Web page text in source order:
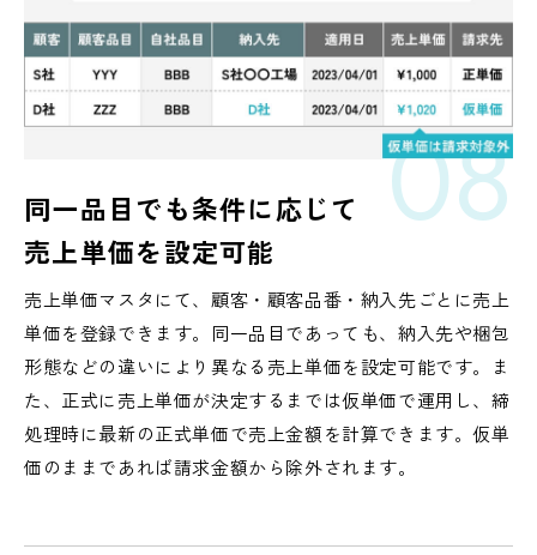
08
同一品目でも条件に応じて
売上単価を設定可能
売上単価マスタにて、顧客・顧客品番・納入先ごとに売上
単価を登録できます。同一品目であっても、納入先や梱包
形態などの違いにより異なる売上単価を設定可能です。ま
た、正式に売上単価が決定するまでは仮単価で運用し、締
処理時に最新の正式単価で売上金額を計算できます。仮単
価のままであれば請求金額から除外されます。